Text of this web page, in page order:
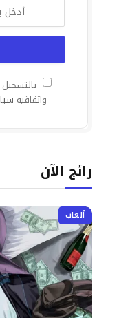
واتفاقية
رائج الآن
ألعاب